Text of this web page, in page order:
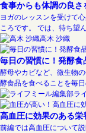
食事からも体調の良
ヨガのレッスンを受けて
ころです。 では、待ち望
高木 沙織
毎日の習慣に！発酵
酵母やカビなど、微生物
酵食品を食べることを毎
ラ
高血圧に効果のある栄
前編では高血圧について